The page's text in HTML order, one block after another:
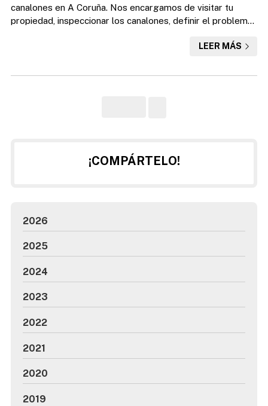
canalones en A Coruña. Nos encargamos de visitar tu
propiedad, inspeccionar los canalones, definir el problema
clientes de la web, podrás tener la primera inspección de
profesionales que componemos Desafío Vertical estamos
LEER MÁS
¡COMPÁRTELO!
2026
2025
2024
2023
2022
2021
2020
2019